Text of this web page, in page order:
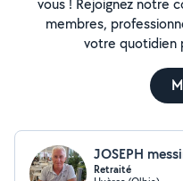
vous ! Rejoignez notre
membres,
votre quotidien
JOSEPH
Retraité